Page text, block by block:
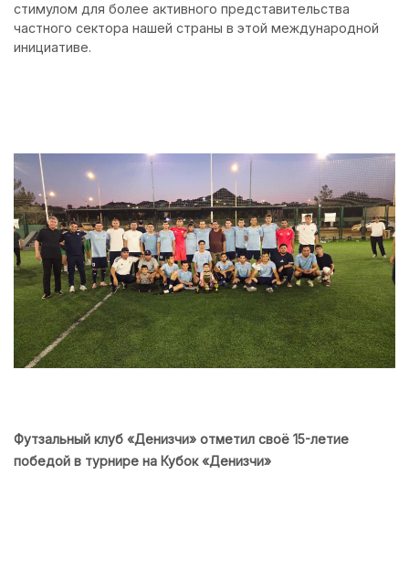
стимулом для более активного представительства
частного сектора нашей страны в этой международной
инициативе.
Футзальный клуб «Денизчи» отметил своё 15-летие
победой в турнире на Кубок «Денизчи»